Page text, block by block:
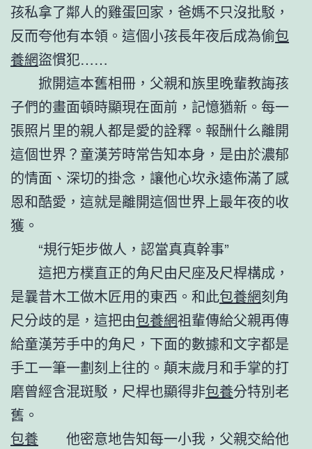
孩私拿了鄰人的雞蛋回家，爸媽不只沒批駁，
反而夸他有本領。這個小孩長年夜后成為偷包
養網盜慣犯……
掀開這本舊相冊，父親和族里晚輩教誨孩
子們的畫面頓時顯現在面前，記憶猶新。每一
張照片里的親人都是愛的詮釋。報酬什么離開
這個世界？童漢芳時常告知本身，是由於濃郁
的情面、深切的掛念，讓他心坎永遠佈滿了感
恩和酷愛，這就是離開這個世界上最年夜的收
獲。
“規行矩步做人，認當真真幹事”
這把方樸直正的角尺由尺座及尺桿構成，
是曩昔木工做木匠用的東西。和此包養網刻角
尺分歧的是，這把由包養網祖輩傳給父親再傳
給童漢芳手中的角尺，下面的數據和文字都是
手工一筆一劃刻上往的。顛末歲月和手掌的打
磨曾經含混斑駁，尺桿也顯得非包養分特別老
舊。
包養 他密意地告知每一小我，父親交給他